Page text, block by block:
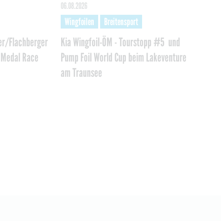
Flachberger
Race
Kia Wingfoil-ÖM - Tourstopp #5 und
Pump Foil World Cup beim Lakeventure
am Traunsee
Wingfoilen Breitensport
06.08.2026